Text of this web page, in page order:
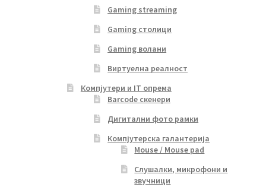
Gaming streaming
Gaming столици
Gaming волани
Виртуелна реалност
Компјутери и IT опрема
Barcode скенери
Дигитални фото рамки
Компјутерска галантерија
Mouse / Mouse pad
Слушалки, микрофони и
звучници